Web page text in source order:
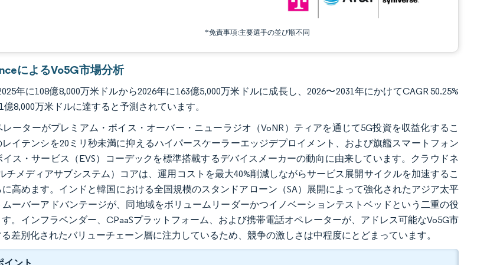
*免責事項:主要選手の並び順不同
によるVo5G市場分析
年に108億8,000万米ドルから2026年に163億5,000万米ドルに成長し、2026〜2031年にかけてCAGR 50.25%
億8,000万米ドルに達すると予測されています。
ーターがプレミアム・ボイス・オーバー・ニューラジオ（VoNR）ティアを通じて5G投資を収益化するこ
イテンシを20ミリ秒未満に抑えるハイパースケーラーエッジデプロイメント、および旗艦スマートフォン
ス・サービス（EVS）コーデックを標準搭載するデバイスメーカーの動向に由来しています。クラウドネ
チメディアサブシステム）コアは、運用コストを最大40%削減しながらサービス展開サイクルを加速するこ
高めます。インドと韓国における全国規模のスタンドアローン（SA）展開によって強化されたアジア太平
ーバーアドバンテージが、同地域をボリュームリーダーかつイノベーションテストベッドという二重の役
。インフラベンダー、CPaaSプラットフォーム、および携帯電話オペレーターが、アドレス可能なVo5G市
差別化されたバリューチェーン層に注力しているため、競争の激しさは中程度にとどまっています。
イント